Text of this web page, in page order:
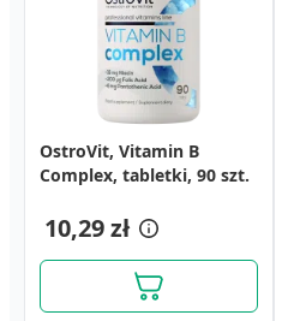
OstroVit, Vitamin B
Complex, tabletki, 90 szt.
10,29 zł
OstroVit, Vitamin B
Complex, tabletki, 90 szt.
10,29 zł
Vitaminum E Hasco, 100
mg, kapsułki miękkie, 30